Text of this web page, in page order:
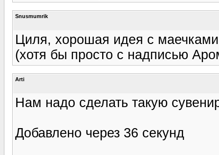
Snusmumrik
Циля, хорошая идея с
(хотя бы просто с надписью
Arti
Нам надо сделать такую
Добавлено через 36 секунд